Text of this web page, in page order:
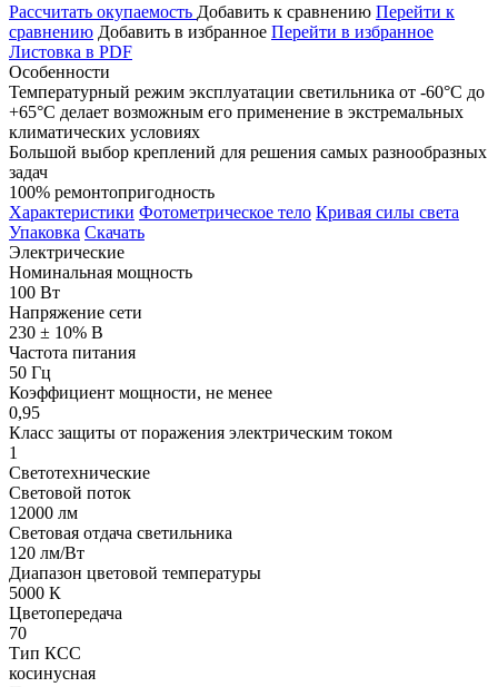
Рассчитать окупаемость Добавить к сравнению Перейти к
сравнению Добавить в избранное Перейти в избранное
Листовка в PDF
Особенности
Температурный режим эксплуатации светильника от -60°С до
+65°С делает возможным его применение в экстремальных
климатических условиях
Большой выбор креплений для решения самых разнообразных
задач
100% ремонтопригодность
Характеристики Фотометрическое тело Кривая силы света
Упаковка Скачать
Электрические
Номинальная мощность
100 Вт
Напряжение сети
230 ± 10% В
Частота питания
50 Гц
Коэффициент мощности, не менее
0,95
Класс защиты от поражения электрическим током
1
Светотехнические
Световой поток
12000 лм
Световая отдача светильника
120 лм/Вт
Диапазон цветовой температуры
5000 К
Цветопередача
70
Тип КСС
косинусная